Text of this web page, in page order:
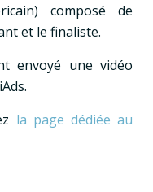
composé de
et le finaliste.
envoyé une vidéo
la page dédiée au